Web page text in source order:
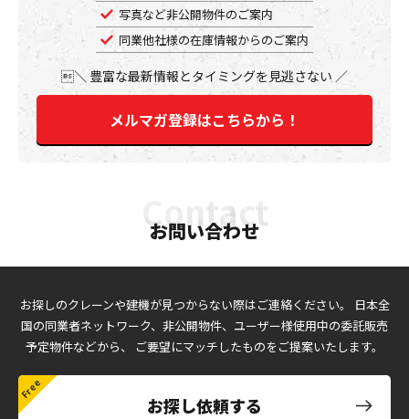
写真など非公開物件のご案内
同業他社様の在庫情報からのご案内
豊富な最新情報とタイミングを見逃さない
メルマガ登録はこちらから！
お問い合わせ
お探しのクレーンや建機が見つからない際はご連絡ください。
日本全
国の同業者ネットワーク、非公開物件、ユーザー様使用中の委託販売
予定物件などから、
ご要望にマッチしたものをご提案いたします。
お探し依頼する